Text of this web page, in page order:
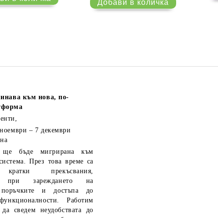
към нова, по-
– 7 декември
ще бъде мигрирана към
През това време са
прекъсвания,
при зареждането на
поръчките и достъпа до
Работим
сведем неудобствата до